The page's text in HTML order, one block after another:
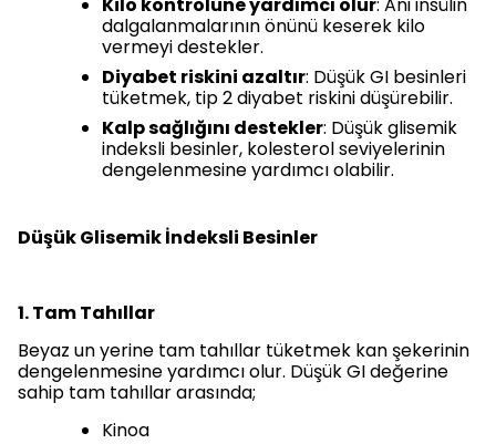
dalgalanmalarının önünü keserek kilo
vermeyi destekler.
Diyabet riskini azaltır: Düşük GI besinleri
tüketmek, tip 2 diyabet riskini düşürebilir.
Kalp sağlığını destekler: Düşük glisemik
indeksli besinler, kolesterol seviyelerinin
dengelenmesine yardımcı olabilir.
Düşük Glisemik İndeksli Besinler
1. Tam Tahıllar
Beyaz un yerine tam tahıllar tüketmek kan şekerinin
dengelenmesine yardımcı olur. Düşük GI değerine
sahip tam tahıllar arasında;
Kinoa